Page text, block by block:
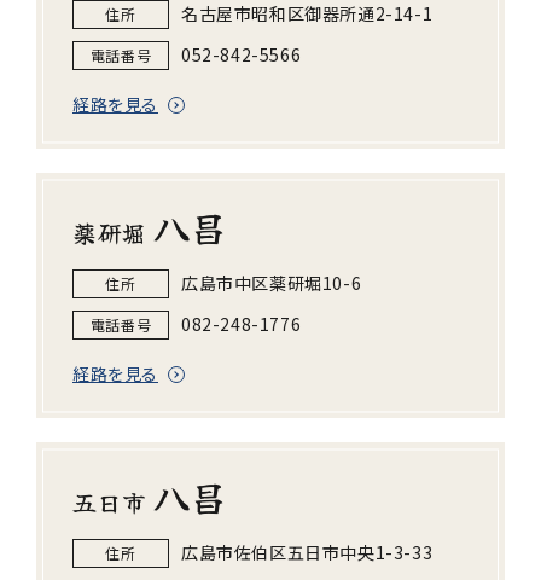
住所 名古屋市昭和区御器所通2-14-1
電話番号 052-842-5566
経路を見る
薬研堀 八昌
住所 広島市中区薬研堀10-6
電話番号 082-248-1776
経路を見る
五日市 八昌
住所 広島市佐伯区五日市中央1-3-33